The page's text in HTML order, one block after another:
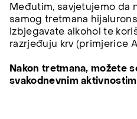
Međutim, savjetujemo da
samog tretmana
izbjegavate alkohol te
razrjeđuju krv (primjerice
Nakon tretmana, možete
svakodnevnim